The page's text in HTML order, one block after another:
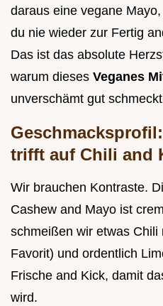
daraus eine vegane
du nie wieder zur Fertig
Das ist das absolute
warum dieses Veganes
unverschämt gut
trifft auf Chili and
Wir brauchen Kontraste.
Cashew and Mayo ist
schmeißen wir etwas Chili
Favorit) und ordentlich
Frische and Kick, damit
wird.